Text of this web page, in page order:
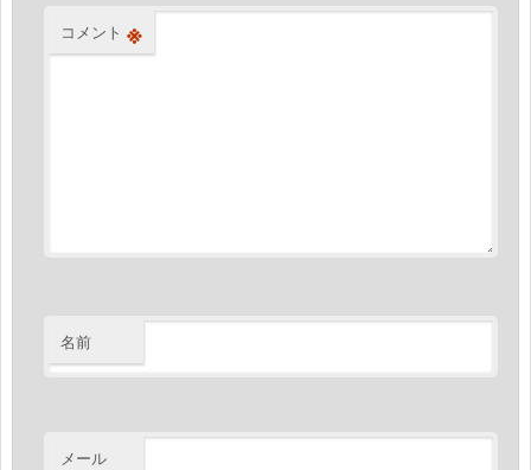
コメント ※
名前
メール